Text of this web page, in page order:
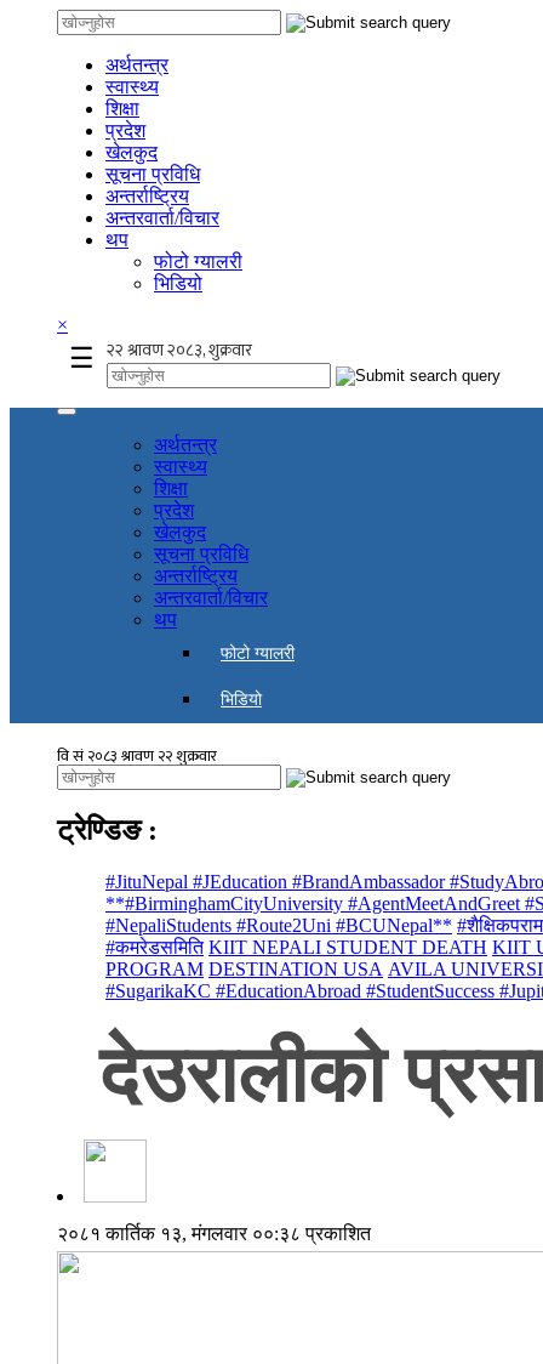
अर्थतन्त्र
स्वास्थ्य
शिक्षा
प्रदेश
खेलकुद
सूचना प्रविधि
अन्तर्राष्ट्रिय
अन्तरवार्ता/विचार
थप
फोटो ग्यालरी
भिडियो
×
☰
अर्थतन्त्र
स्वास्थ्य
शिक्षा
प्रदेश
खेलकुद
सूचना प्रविधि
अन्तर्राष्ट्रिय
अन्तरवार्ता/विचार
थप
फोटो ग्यालरी
भिडियो
ट्रेण्डिङ :
#JituNepal #JEducation #BrandAmbassador
**#BirminghamCityUniversity #AgentMeetAndGreet
#NepaliStudents #Route2Uni #BCUNepal**
#कमरेडसमिति KIIT NEPALI STUDENT DEATH KIIT
PROGRAM DESTINATION USA AVILA
#SugarikaKC #EducationAbroad #StudentSuccess
देउरालीको
२०८१ कार्तिक १३, मंगलवार ००:३८ प्रकाशित